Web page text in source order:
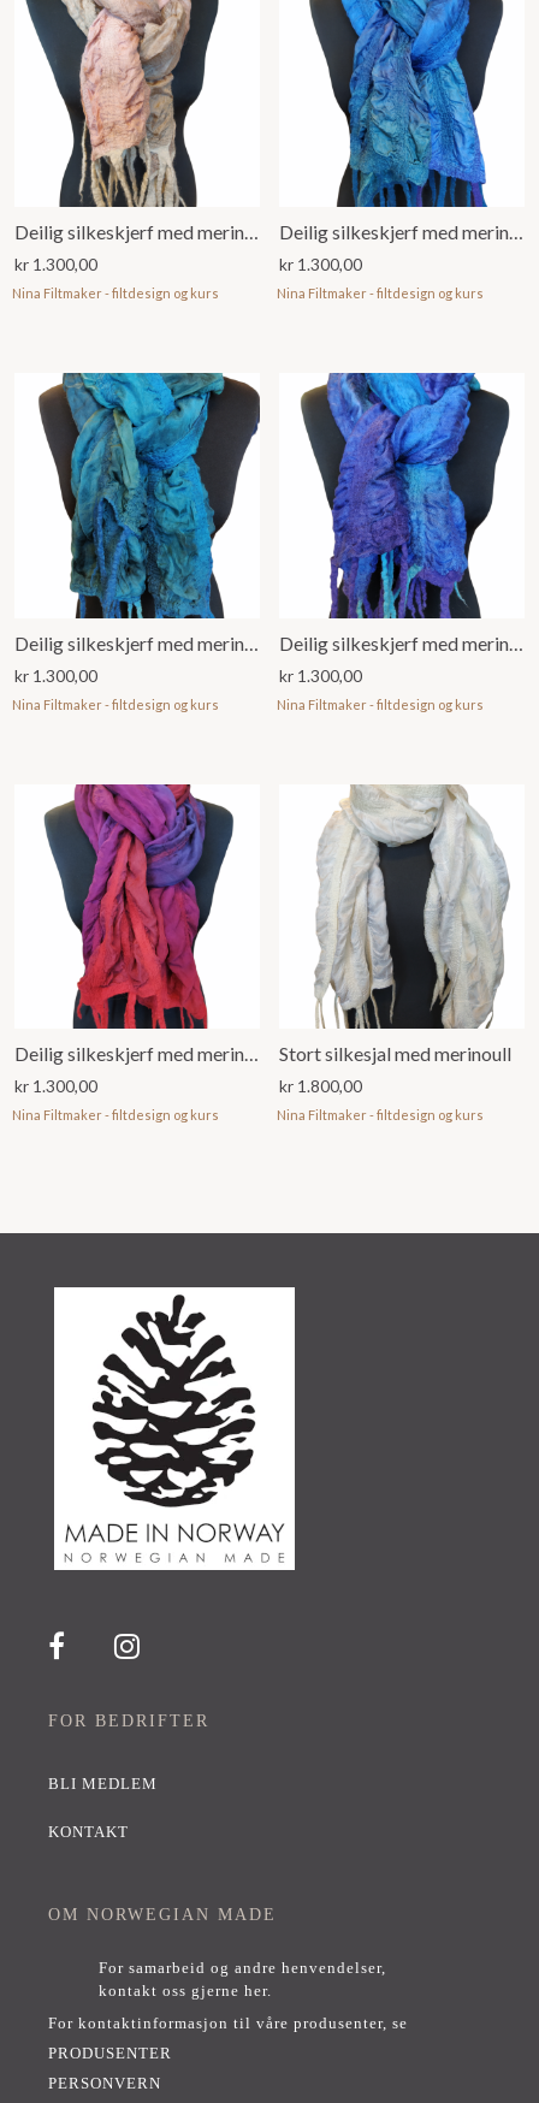
Deilig silkeskjerf med merinoull
kr 1.300,00
Nina Filtmaker - filtdesign og kurs
Deilig silkeskjerf med merinoull
kr 1.300,00
Nina Filtmaker - filtdesign og kurs
Deilig silkeskjerf med merinoull
kr 1.300,00
Nina Filtmaker - filtdesign og kurs
Deilig silkeskjerf med merinoull
kr 1.300,00
Nina Filtmaker - filtdesign og kurs
Deilig silkeskjerf med merinoull
kr 1.300,00
Nina Filtmaker - filtdesign og kurs
Stort silkesjal med merinoull
kr 1.800,00
Nina Filtmaker - filtdesign og kurs
FOR BEDRIFTER
BLI MEDLEM
KONTAKT
OM NORWEGIAN MADE
For samarbeid og andre henvendelser,
kontakt oss gjerne her.
For kontaktinformasjon til våre produsenter, se
PRODUSENTER
PERSONVERN